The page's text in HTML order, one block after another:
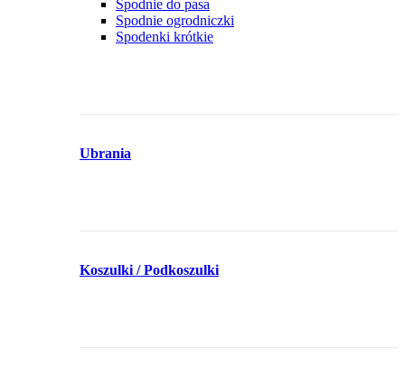
Spodnie do pasa
Spodnie ogrodniczki
Spodenki krótkie
Ubrania
Koszulki / Podkoszulki